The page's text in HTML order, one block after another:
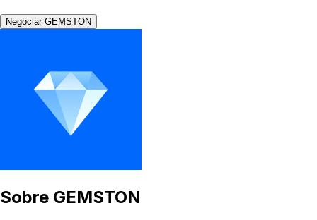
Negociar GEMSTON
Sobre GEMSTON